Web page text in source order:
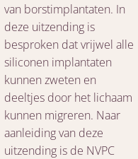
van borstimplantaten. In
deze uitzending is
besproken dat vrijwel alle
siliconen implantaten
kunnen zweten en
deeltjes door het lichaam
kunnen migreren. Naar
aanleiding van deze
uitzending is de NVPC